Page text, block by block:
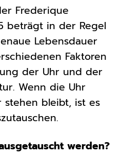
Frederique
beträgt in der Regel
Lebensdauer
Faktoren
der Uhr und der
Wenn die Uhr
bleibt, ist es
werden?